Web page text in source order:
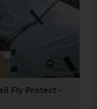
Fly Protect -